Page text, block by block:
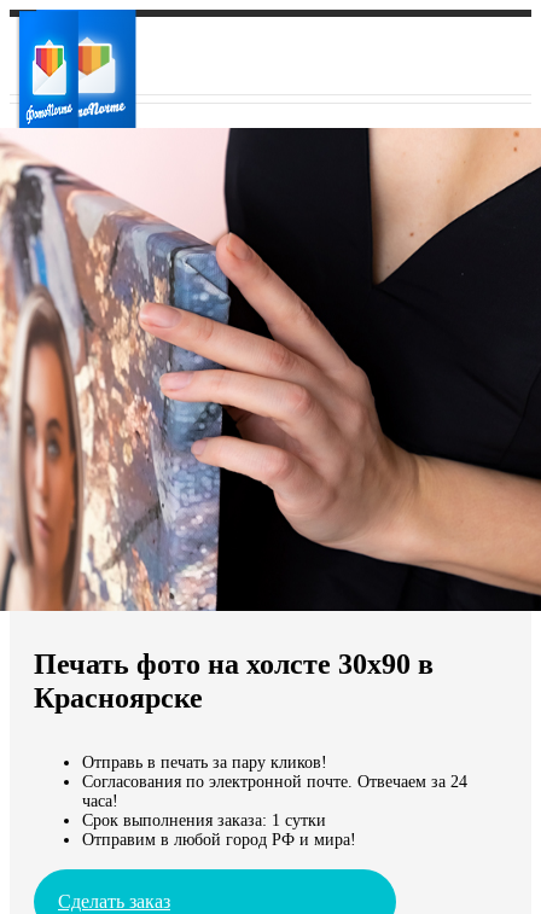
Ваш город:
Ваш регион доставки
Выберите из списка:
Мы доставляем по всему миру
Продолжить без города
Печать фото на холсте 30х90 в
Красноярске
Отправь в печать за пару кликов!
Согласования по электронной почте. Отвечаем за 24
часа!
Срок выполнения заказа: 1 сутки
Отправим в любой город РФ и мира!
Сделать заказ